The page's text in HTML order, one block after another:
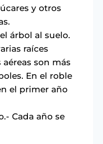
y otros
árbol al suelo.
raíces
son más
En el roble
el primer año
Cada año se